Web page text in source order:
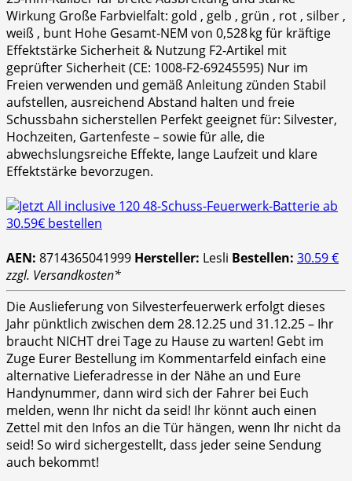
Wirkung Große Farbvielfalt: gold , gelb , grün , rot , silber ,
weiß , bunt Hohe Gesamt‑NEM von 0,528 kg für kräftige
Effektstärke Sicherheit & Nutzung F2‑Artikel mit
geprüfter Sicherheit (CE: 1008-F2-69245595) Nur im
Freien verwenden und gemäß Anleitung zünden Stabil
aufstellen, ausreichend Abstand halten und freie
Schussbahn sicherstellen Perfekt geeignet für: Silvester,
Hochzeiten, Gartenfeste – sowie für alle, die
abwechslungsreiche Effekte, lange Laufzeit und klare
Effektstärke bevorzugen.
AEN: 8714365041999 Hersteller: Lesli Bestellen: 30.59 €
zzgl. Versandkosten*
Die Auslieferung von Silvesterfeuerwerk erfolgt dieses
Jahr pünktlich zwischen dem 28.12.25 und 31.12.25 – Ihr
braucht NICHT drei Tage zu Hause zu warten! Gebt im
Zuge Eurer Bestellung im Kommentarfeld einfach eine
alternative Lieferadresse in der Nähe an und Eure
Handynummer, dann wird sich der Fahrer bei Euch
melden, wenn Ihr nicht da seid! Ihr könnt auch einen
Zettel mit den Infos an die Tür hängen, wenn Ihr nicht da
seid! So wird sichergestellt, dass jeder seine Sendung
auch bekommt!